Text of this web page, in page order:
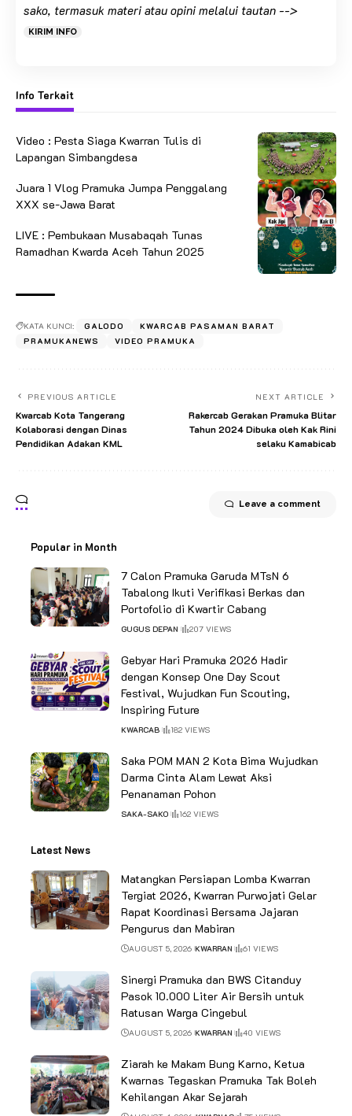
sako, termasuk materi atau opini melalui tautan -->
KIRIM INFO
Info Terkait
Video : Pesta Siaga Kwarran Tulis di
Lapangan Simbangdesa
Juara 1 Vlog Pramuka Jumpa Penggalang
XXX se-Jawa Barat
LIVE : Pembukaan Musabaqah Tunas
Ramadhan Kwarda Aceh Tahun 2025
KATA KUNCI: GALODO
KWARCAB PASAMAN BARAT
PRAMUKANEWS
VIDEO PRAMUKA
PREVIOUS ARTICLE
Kwarcab Kota Tangerang
Kolaborasi dengan Dinas
Pendidikan Adakan KML
NEXT ARTICLE
Rakercab Gerakan Pramuka Blitar
Tahun 2024 Dibuka oleh Kak Rini
selaku Kamabicab
Leave a comment
Popular in Month
7 Calon Pramuka Garuda MTsN 6
Tabalong Ikuti Verifikasi Berkas dan
Portofolio di Kwartir Cabang
GUGUS DEPAN 207 VIEWS
Gebyar Hari Pramuka 2026 Hadir
dengan Konsep One Day Scout
Festival, Wujudkan Fun Scouting,
Inspiring Future
KWARCAB 182 VIEWS
Saka POM MAN 2 Kota Bima Wujudkan
Darma Cinta Alam Lewat Aksi
Penanaman Pohon
SAKA-SAKO 162 VIEWS
Latest News
Matangkan Persiapan Lomba Kwarran
Tergiat 2026, Kwarran Purwojati Gelar
Rapat Koordinasi Bersama Jajaran
Pengurus dan Mabiran
AUGUST 5, 2026 KWARRAN 61 VIEWS
Sinergi Pramuka dan BWS Citanduy
Pasok 10.000 Liter Air Bersih untuk
Ratusan Warga Cingebul
AUGUST 5, 2026 KWARRAN 40 VIEWS
Ziarah ke Makam Bung Karno, Ketua
Kwarnas Tegaskan Pramuka Tak Boleh
Kehilangan Akar Sejarah